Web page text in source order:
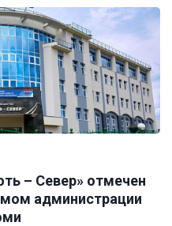
– Север» отмечен
администрации